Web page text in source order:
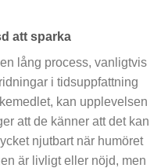
att sparka
lång process, vanligtvis
i tidsuppfattning
kan upplevelsen
att de känner att det kan
njutbart när humöret
är livligt eller nöjd, men